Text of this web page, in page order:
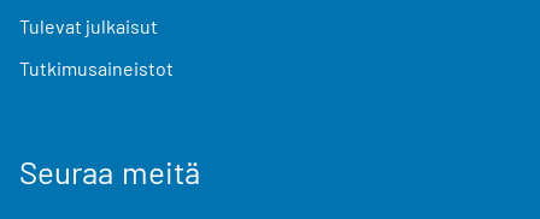
Tulevat julkaisut
Tutkimusaineistot
Seuraa meitä